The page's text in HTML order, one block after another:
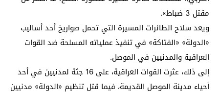
مقتل 3 ضباط».
ويعد سلاح الطائرات المسيرة التي تحمل صواريخ أحد أساليب
«الدولة» «الفتاكة» في تنفيذ عملياته المسلحة ضد القوات
العراقية والمدنيين في الموصل.
إلى ذلك، عثرت القوات العراقية، على 16 جثة لمدنيين في أحد
أحياء مدينة الموصل القديمة، فيما قتل تنظيم «الدولة» مدنيين